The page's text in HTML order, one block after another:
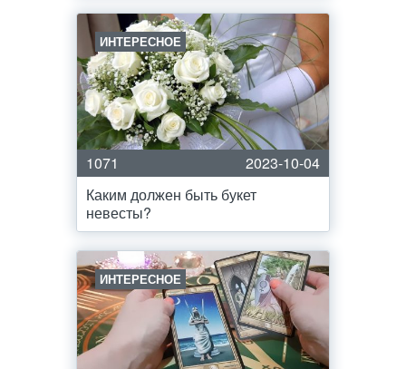
ИНТЕРЕСНОЕ
1071
2023-10-04
Каким должен быть букет
невесты?
ИНТЕРЕСНОЕ